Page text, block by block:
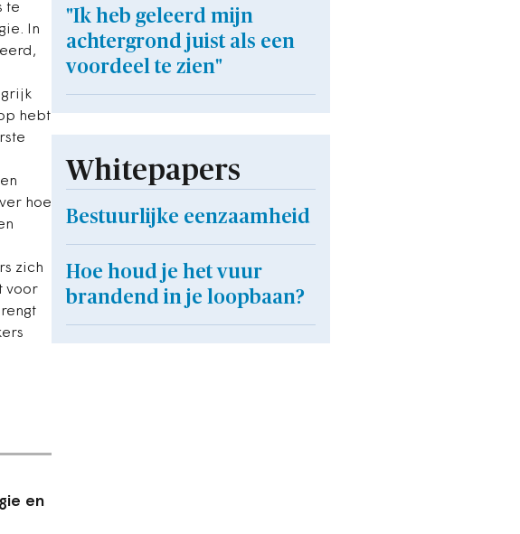
te
In
hebt
hoe
zich
voor
en
"Ik heb geleerd mijn
achtergrond juist als een
voordeel te zien"
Whitepapers
Bestuurlijke eenzaamheid
Hoe houd je het vuur
brandend in je loopbaan?